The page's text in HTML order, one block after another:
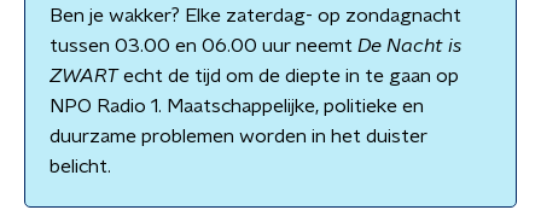
Ben je wakker? Elke zaterdag- op zondagnacht
tussen 03.00 en 06.00 uur neemt De Nacht is
ZWARTecht de tijd om de diepte in te gaan op
NPO Radio 1. Maatschappelijke, politieke en
duurzame problemen worden in het duister
belicht.